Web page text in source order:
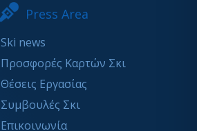
Press Area
Ski news
Προσφορές Καρτών Σκι
Θέσεις Εργασίας
Συμβουλές Σκι
Επικοινωνία